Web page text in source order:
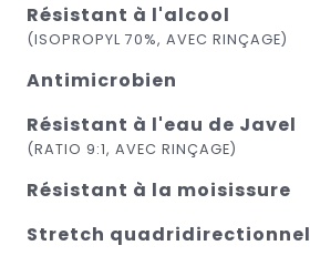
Résistant à l'alcool
(ISOPROPYL 70%, AVEC RINÇAGE)
Antimicrobien
Résistant à l'eau de Javel
(RATIO 9:1, AVEC RINÇAGE)
Résistant à la moisissure
Stretch quadridirectionnel